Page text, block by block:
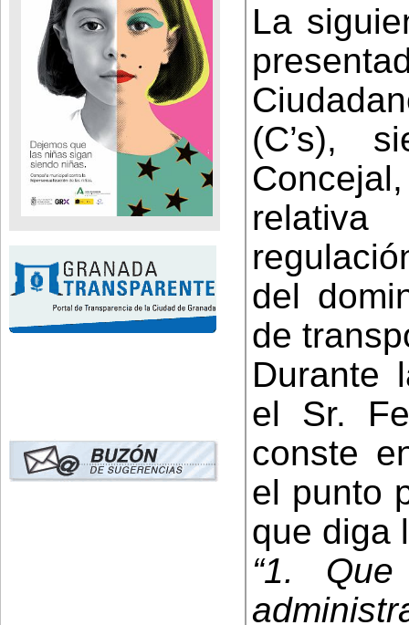
La
(C’s),
del
de
Durante
el Sr.
conste
el punto
que diga
“1.